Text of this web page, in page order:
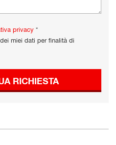
privacy *
miei dati per finalità di
RICHIESTA